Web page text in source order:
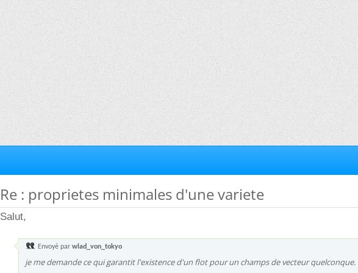
Re : proprietes minimales d'une variete
Salut,
Envoyé par wlad_von_tokyo
je me demande ce qui garantit l'existence d'un flot pour un champs de vecteur quelconque.